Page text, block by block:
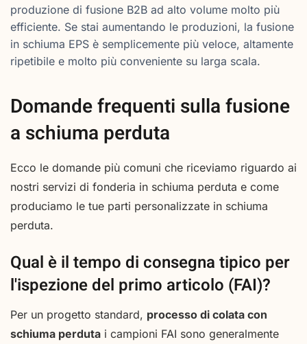
produzione di fusione B2B ad alto volume molto più
efficiente. Se stai aumentando le produzioni, la fusione
in schiuma EPS è semplicemente più veloce, altamente
ripetibile e molto più conveniente su larga scala.
Domande frequenti sulla fusione
a schiuma perduta
Ecco le domande più comuni che riceviamo riguardo ai
nostri servizi di fonderia in schiuma perduta e come
produciamo le tue parti personalizzate in schiuma
perduta.
Qual è il tempo di consegna tipico per
l'ispezione del primo articolo (FAI)?
Per un progetto standard, processo di colata con
schiuma perduta i campioni FAI sono generalmente